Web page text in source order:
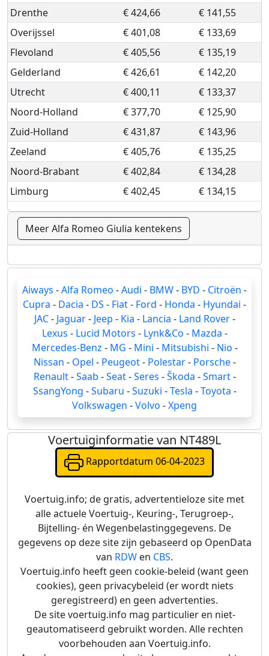
Drenthe
€ 424,66
€ 141,55
Overijssel
€ 401,08
€ 133,69
Flevoland
€ 405,56
€ 135,19
Gelderland
€ 426,61
€ 142,20
Utrecht
€ 400,11
€ 133,37
Noord-Holland
€ 377,70
€ 125,90
Zuid-Holland
€ 431,87
€ 143,96
Zeeland
€ 405,76
€ 135,25
Noord-Brabant
€ 402,84
€ 134,28
Limburg
€ 402,45 € 134,15
Meer Alfa Romeo Giulia kentekens
Aiways -Alfa Romeo -Audi - BMW- BYD - Citroën -
Cupra - Dacia - DS - Fiat- Ford - Honda - Hyundai -
JAC- Jaguar- Jeep - Kia - Lancia - Land Rover-
Lexus - Lucid Motors - Lynk&Co - Mazda -
Mercedes-Benz - MG - Mini - Mitsubishi - Nio -
Nissan - Opel - Peugeot- Polestar- Porsche-
Renault-Saab -Seat-Seres -Škoda -Smart-
SsangYong -Subaru -Suzuki -Tesla -Toyota -
Volkswagen -Volvo -Xpeng
Voertuiginformatie van NT489L
Rapportdatum 06-04-2023
Voertuig.info; de gratis, advertentieloze site met
alle actuele Voertuig-, Keuring-, Terugroep-,
Bijtelling- én Wegenbelastinggegevens. De
gegevens op deze site zijn gebaseerd op OpenData
van RDW en CBS.
Voertuig.info heeft geen cookie-beleid (want geen
cookies), geen privacybeleid (er wordt niets
geregistreerd) en geen advertenties.
De site voertuig.info mag particulier en niet-
geautomatiseerd gebruikt worden. Alle rechten
voorbehouden aan Voertuig.info.